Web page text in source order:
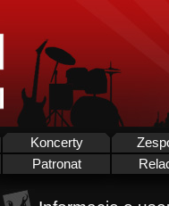
Koncerty
Patronat